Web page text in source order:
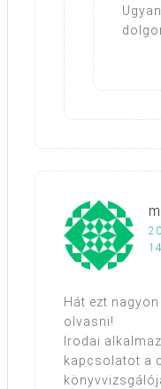
Hát ezt
olvasni!
Irodai
kapcsolatot a